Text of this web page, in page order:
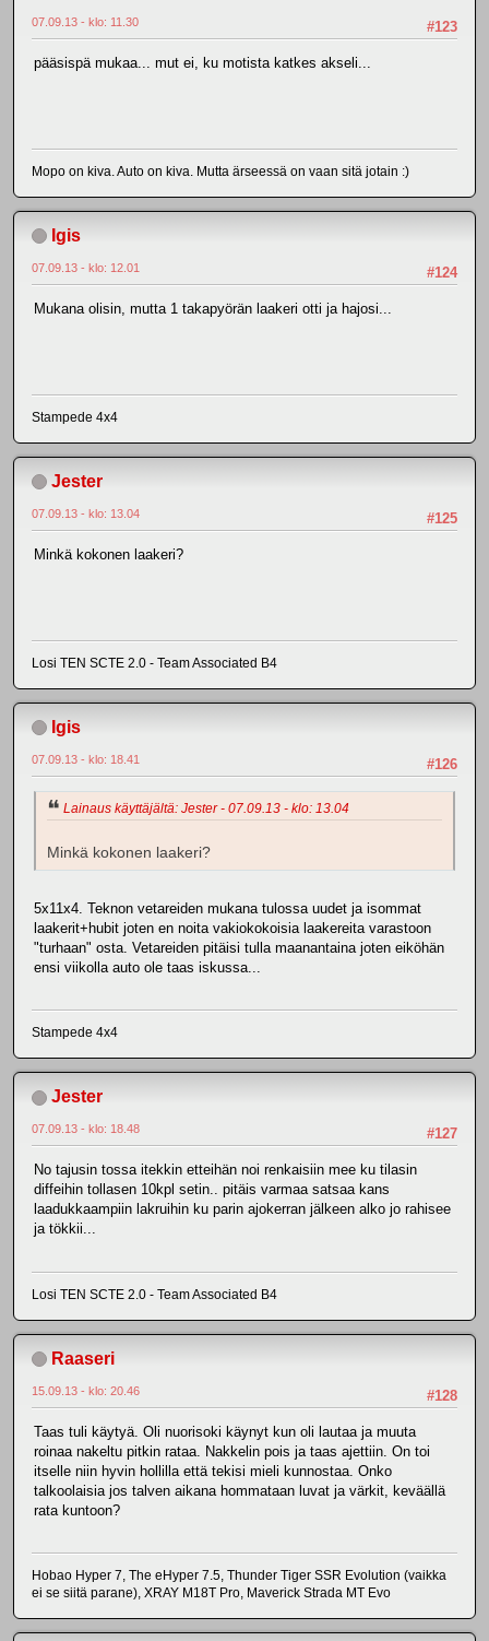
#123
07.09.13 - klo: 11.30
pääsispä mukaa... mut ei, ku motista katkes akseli...
Mopo on kiva. Auto on kiva. Mutta ärseessä on vaan sitä jotain :)
Igis
#124
07.09.13 - klo: 12.01
Mukana olisin, mutta 1 takapyörän laakeri otti ja hajosi...
Stampede 4x4
Jester
#125
07.09.13 - klo: 13.04
Minkä kokonen laakeri?
Losi TEN SCTE 2.0 - Team Associated B4
Igis
#126
07.09.13 - klo: 18.41
Lainaus käyttäjältä: Jester - 07.09.13 - klo: 13.04
Minkä kokonen laakeri?
5x11x4. Teknon vetareiden mukana tulossa uudet ja isommat
laakerit+hubit joten en noita vakiokokoisia laakereita varastoon
"turhaan" osta. Vetareiden pitäisi tulla maanantaina joten eiköhän
ensi viikolla auto ole taas iskussa...
Stampede 4x4
Jester
#127
07.09.13 - klo: 18.48
No tajusin tossa itekkin etteihän noi renkaisiin mee ku tilasin
diffeihin tollasen 10kpl setin.. pitäis varmaa satsaa kans
laadukkaampiin lakruihin ku parin ajokerran jälkeen alko jo rahisee
ja tökkii...
Losi TEN SCTE 2.0 - Team Associated B4
Raaseri
#128
15.09.13 - klo: 20.46
Taas tuli käytyä. Oli nuorisoki käynyt kun oli lautaa ja muuta
roinaa nakeltu pitkin rataa. Nakkelin pois ja taas ajettiin. On toi
itselle niin hyvin hollilla että tekisi mieli kunnostaa. Onko
talkoolaisia jos talven aikana hommataan luvat ja värkit, keväällä
rata kuntoon?
Hobao Hyper 7, The eHyper 7.5, Thunder Tiger SSR Evolution (vaikka
ei se siitä parane), XRAY M18T Pro, Maverick Strada MT Evo